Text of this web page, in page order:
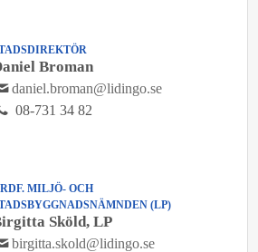
Broman
daniel.broman@lidingo.se
08-731 34 82
MILJÖ- OCH
(LP)
Sköld, LP
birgitta.skold@lidingo.se